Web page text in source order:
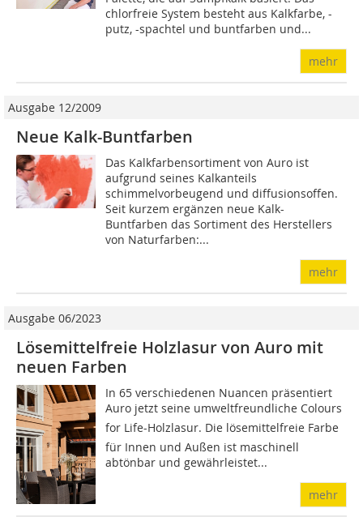
chlorfreie System besteht aus Kalkfarbe, -
putz, -spachtel und buntfarben und...
mehr
Ausgabe 12/2009
Neue Kalk-Buntfarben
Das Kalkfarbensortiment von Auro ist
aufgrund seines Kalkanteils
schimmelvorbeugend und diffusionsoffen.
Seit kur­zem ergänzen neue Kalk-
Buntfarben das Sortiment des Herstellers
von Naturfarben:...
mehr
Ausgabe 06/2023
Lösemittelfreie Holzlasur von Auro mit
neuen Farben
In 65 verschiedenen Nuancen präsentiert
Auro jetzt seine umweltfreundliche Colours
for Life-Holzlasur. Die lösemittelfreie Farbe
für Innen und Außen ist maschinell
abtönbar und gewährleistet...
mehr